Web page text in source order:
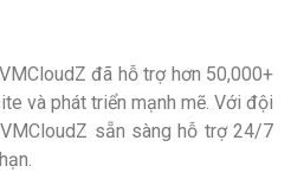
đã hỗ trợ hơn 50,000+
và phát triển mạnh mẽ. Với đội
sẵn sàng hỗ trợ 24/7